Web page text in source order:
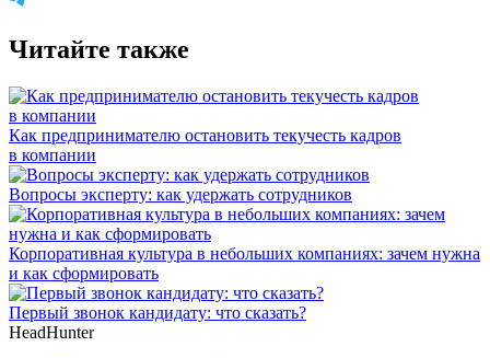
Читайте также
Как предпринимателю остановить текучесть кадров
в компании
Вопросы эксперту: как удержать сотрудников
Корпоративная культура в небольших компаниях: зачем нужна
и как сформировать
Первый звонок кандидату: что сказать?
HeadHunter